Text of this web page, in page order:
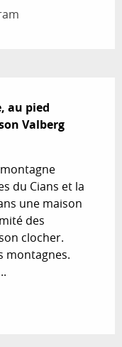
au pied
Valberg
du Cians et la
une maison
des
clocher.
montagnes.